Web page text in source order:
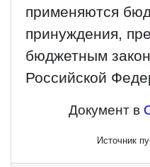
применяются
принуждения,
бюджетным
Российской
Документ в
Источник